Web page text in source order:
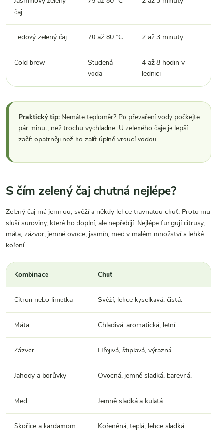
čaj
Ledový zelený čaj 70 až 80 °C 2 až 3 minuty
Cold brew
Studená
voda
4 až 8 hodin v
lednici
Praktický tip: Nemáte teploměr? Po převaření vody počkejte
pár minut, než trochu vychladne. U zeleného čaje je lepší
začít opatrněji než ho zalít úplně vroucí vodou.
S čím zelený čaj chutná nejlépe?
Zelený čaj má jemnou, svěží a někdy lehce travnatou chuť. Proto mu
sluší suroviny, které ho doplní, ale nepřebijí. Nejlépe fungují citrusy,
máta, zázvor, jemné ovoce, jasmín, med v malém množství a lehké
koření.
Kombinace Chuť
Citron nebo limetka Svěží, lehce kyselkavá, čistá.
Máta Chladivá, aromatická, letní.
Zázvor Hřejivá, štiplavá, výrazná.
Jahody a borůvky Ovocná, jemně sladká, barevná.
Med Jemně sladká a kulatá.
Skořice a kardamom Kořeněná, teplá, lehce sladká.